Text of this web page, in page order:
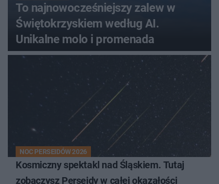
To najnowocześniejszy zalew w
Świętokrzyskiem według AI.
Unikalne molo i promenada
NOC PERSEIDÓW 2026
Kosmiczny spektakl nad Śląskiem. Tutaj
zobaczysz Perseidy w całej okazałości